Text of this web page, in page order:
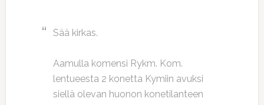
Sää kirkas.
Aamulla komensi Rykm. Kom.
lentueesta 2 konetta Kymiin avuksi
siellä olevan huonon konetilanteen